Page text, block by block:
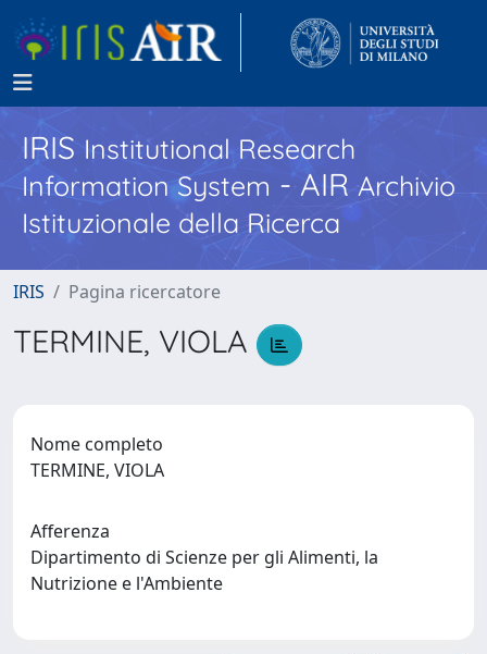
IRISInstitutional Research
Information System - AIR Archivio
Istituzionale della Ricerca
IRIS Pagina ricercatore
TERMINE, VIOLA
Nome completo
TERMINE, VIOLA
Afferenza
Dipartimento di Scienze per gli Alimenti, la
Nutrizione e l'Ambiente